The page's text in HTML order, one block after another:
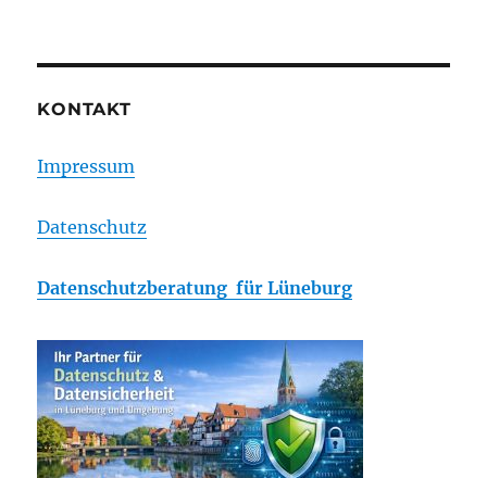
KONTAKT
Impressum
Datenschutz
Datenschutzberatung für Lüneburg